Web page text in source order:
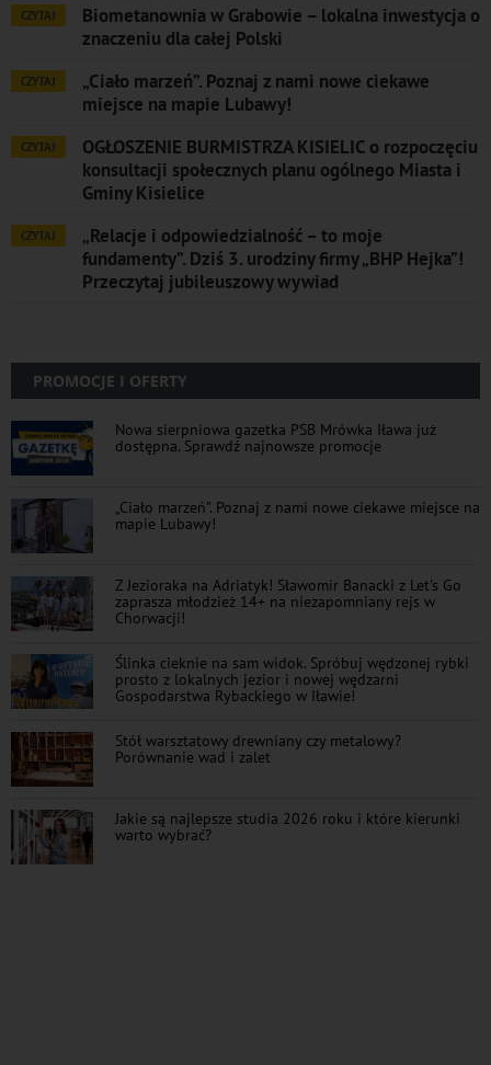
CZYTAJ
Biometanownia w Grabowie – lokalna inwestycja o
znaczeniu dla całej Polski
CZYTAJ
„Ciało marzeń”. Poznaj z nami nowe ciekawe
miejsce na mapie Lubawy!
CZYTAJ
OGŁOSZENIE BURMISTRZA KISIELIC o rozpoczęciu
konsultacji społecznych planu ogólnego Miasta i
Gminy Kisielice
CZYTAJ
„Relacje i odpowiedzialność – to moje
fundamenty”. Dziś 3. urodziny firmy „BHP Hejka”!
Przeczytaj jubileuszowy wywiad
PROMOCJE I OFERTY
Nowa sierpniowa gazetka PSB Mrówka Iława już
dostępna. Sprawdź najnowsze promocje
„Ciało marzeń”. Poznaj z nami nowe ciekawe miejsce na
mapie Lubawy!
Z Jezioraka na Adriatyk! Sławomir Banacki z Let's Go
zaprasza młodzież 14+ na niezapomniany rejs w
Chorwacji!
Ślinka cieknie na sam widok. Spróbuj wędzonej rybki
prosto z lokalnych jezior i nowej wędzarni
Gospodarstwa Rybackiego w Iławie!
Stół warsztatowy drewniany czy metalowy?
Porównanie wad i zalet
Jakie są najlepsze studia 2026 roku i które kierunki
warto wybrać?